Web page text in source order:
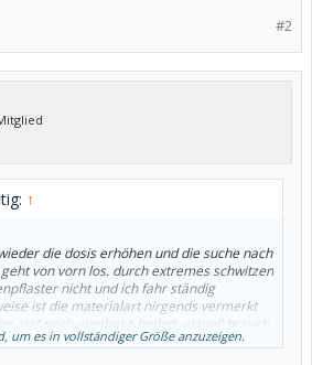
#2
↑
die dosis erhöhen und die suche nach
von vorn los. durch extremes schwitzen
nicht und ich fahr ständig
ist die materialart nirgends vermerkt
arzt noch apotheke helfen. aktuell brauch
um es in vollständiger Größe anzuzeigen.